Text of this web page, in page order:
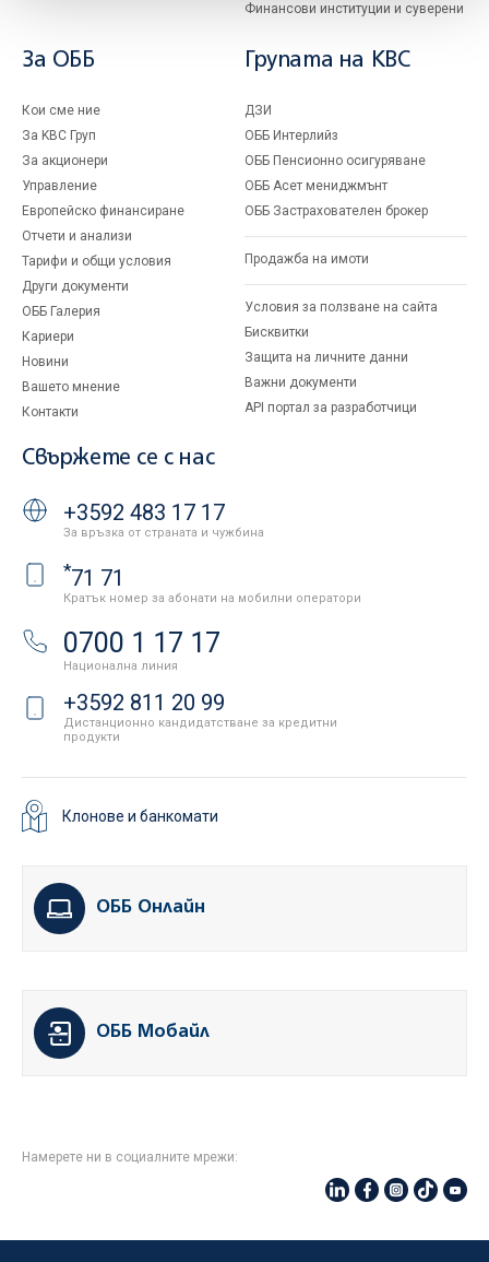
Финансови институции и суверени
За ОББ
Кои сме ние
За KBC Груп
За акционери
Управление
Европейско финансиране
Отчети и анализи
Тарифи и общи условия
Други документи
ОББ Галерия
Кариери
Новини
Вашето мнение
Контакти
Групата на KBC
ДЗИ
ОББ Интерлийз
ОББ Пенсионно осигуряване
ОББ Асет мениджмънт
ОББ Застрахователен брокер
Продажба на имоти
Условия за ползване на сайта
Бисквитки
Защита на личните данни
Важни документи
API портал за разработчици
Свържете се с нас
+3592 483 17 17
За връзка от страната и чужбина
*71 71
Кратък номер за абонати на мобилни оператори
0700 1 17 17
Национална линия
+3592 811 20 99
Дистанционно кандидатстване за кредитни
продукти
Клонове и банкомати
ОББ Онлайн
ОББ Мобайл
Намерете ни в социалните мрежи: